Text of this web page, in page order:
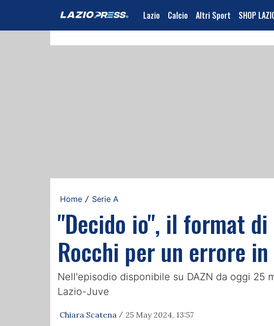
Lazio Calcio Altri Sport SHOP
Home / Serie A
"Decido io", il format
Rocchi per un errore in
Nell'episodio disponibile su DAZN da oggi 25
Lazio-Juve
Chiara Scatena / 25 May 2024, 13:57